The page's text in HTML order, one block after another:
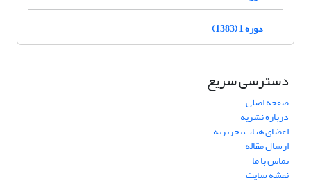
دوره 1 (1383)
دسترسی سریع
صفحه اصلی
درباره نشریه
اعضای هیات تحریریه
ارسال مقاله
تماس با ما
نقشه سایت